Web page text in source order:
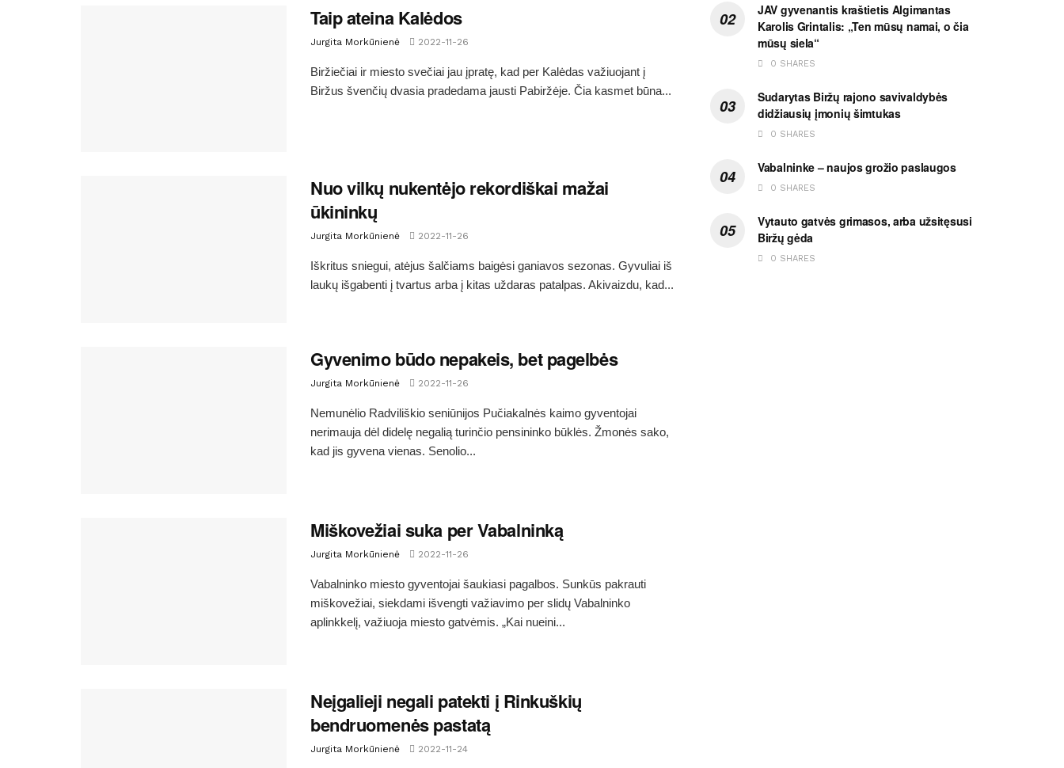
Taip ateina Kalėdos
Jurgita Morkūnienė 2022-11-26
Biržiečiai ir miesto svečiai jau įpratę, kad per Kalėdas važiuojant į
Biržus švenčių dvasia pradedama jausti Pabiržėje. Čia kasmet būna...
Nuo vilkų nukentėjo rekordiškai mažai
ūkininkų
Jurgita Morkūnienė 2022-11-26
Iškritus sniegui, atėjus šalčiams baigėsi ganiavos sezonas. Gyvuliai iš
laukų išgabenti į tvartus arba į kitas uždaras patalpas. Akivaizdu, kad...
Gyvenimo būdo nepakeis, bet pagelbės
Jurgita Morkūnienė 2022-11-26
Nemunėlio Radviliškio seniūnijos Pučiakalnės kaimo gyventojai
nerimauja dėl didelę negalią turinčio pensininko būklės. Žmonės sako,
kad jis gyvena vienas. Senolio...
Miškovežiai suka per Vabalninką
Jurgita Morkūnienė 2022-11-26
Vabalninko miesto gyventojai šaukiasi pagalbos. Sunkūs pakrauti
miškovežiai, siekdami išvengti važiavimo per slidų Vabalninko
aplinkkelį, važiuoja miesto gatvėmis. „Kai nueini...
Neįgalieji negali patekti į Rinkuškių
bendruomenės pastatą
Jurgita Morkūnienė 2022-11-24
JAV gyvenantis kraštietis Algimantas
Karolis Grintalis: „Ten mūsų namai, o čia
mūsų siela“
0 SHARES
Sudarytas Biržų rajono savivaldybės
didžiausių įmonių šimtukas
0 SHARES
Vabalninke – naujos grožio paslaugos
0 SHARES
Vytauto gatvės grimasos, arba užsitęsusi
Biržų gėda
0 SHARES